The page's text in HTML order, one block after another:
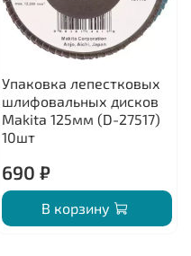
Упаковка лепестковых
шлифовальных дисков
Makita 125мм (D-27517)
10шт
690 ₽
В корзину